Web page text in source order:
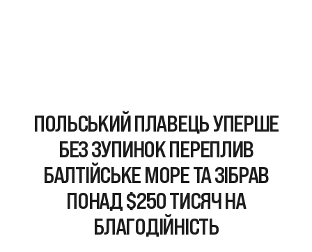
ПОЛЬСЬКИЙ ПЛАВЕЦЬ УПЕРШЕ
БЕЗ ЗУПИНОК ПЕРЕПЛИВ
БАЛТІЙСЬКЕ МОРЕ ТА ЗІБРАВ
ПОНАД $250 ТИСЯЧ НА
БЛАГОДІЙНІСТЬ